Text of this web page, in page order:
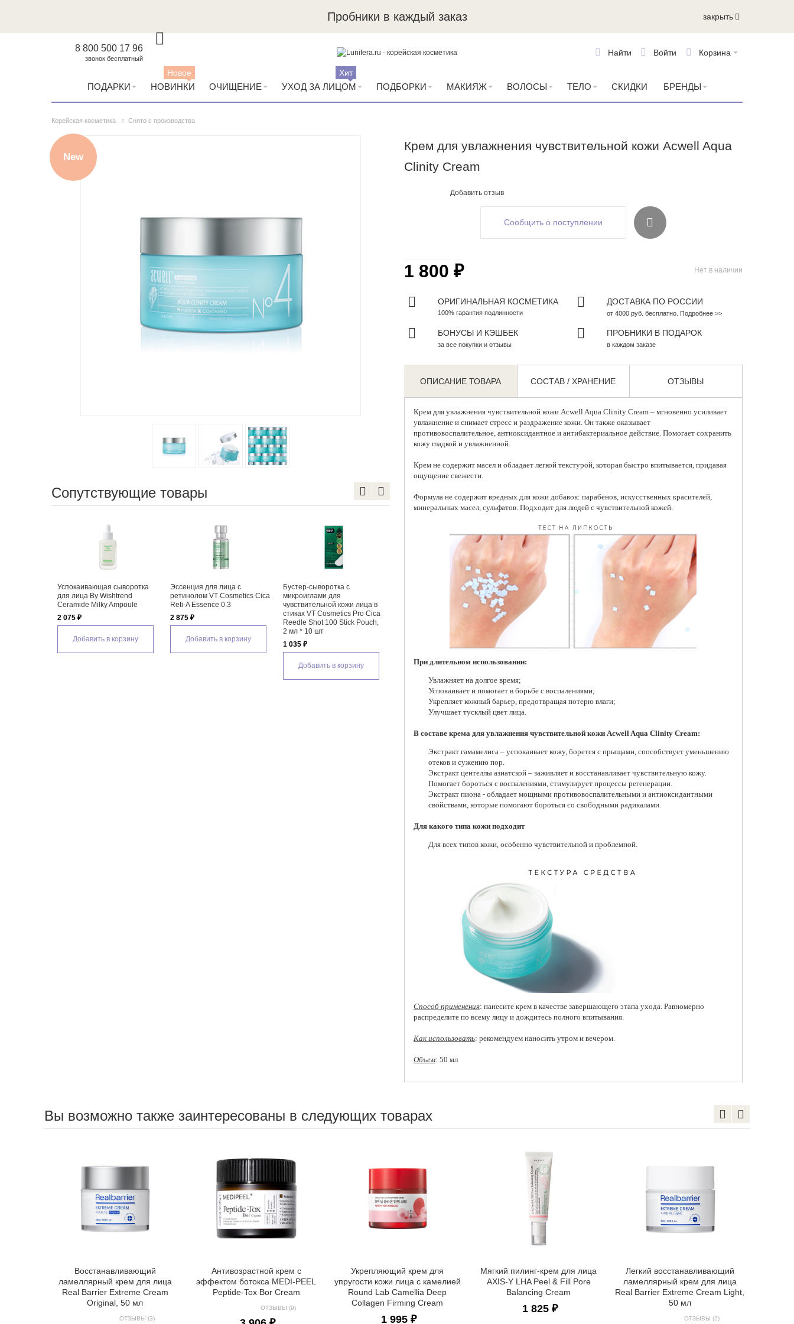
Пробники в каждый заказ закрыть
8 800 500 17 96
звонок бесплатный
Корзина
Войти
Найти
ПОДАРКИ НОВИНКИ
Новое
ОЧИЩЕНИЕ УХОД ЗА ЛИЦОМ
Хит
ПОДБОРКИ МАКИЯЖ ВОЛОСЫ ТЕЛО СКИДКИ БРЕНДЫ
Корейская косметика Снято с производства
Крем для увлажнения чувствительной кожи Acwell Aqua
Clinity Cream
Добавить отзыв
New
Сопутствующие товары
Бустер-сыворотка с
микроиглами для
чувствительной кожи лица в
стиках VT Cosmetics Pro Cica
Reedle Shot 100 Stick Pouch,
Увлажняющий ламеллярный
крем для лица Atopalm MLE
Cream Tube Type, 65 мл
Добавить в корзину
Осветляющая сыворотка для
лица с ниацинамидом 10%
Anua Niacinamide 10% TXA
2 155 ₽
Добавить в корзину
Smoothing Bakuchiol Serum,
30 мл
2 440 ₽
Легкий успокаивающий крем
для лица Celimax The Real
Cica Soothing Cream
Добавить в корзину
Восстанавливающий
ламеллярный крем для лица
Real Barrier Extreme Cream
Original, 25 мл
Добавить в корзину
Сообщить о поступлении
Нет в наличии
1 800 ₽
ОРИГИНАЛЬНАЯ КОСМЕТИКА
100% гарантия подлинности
ДОСТАВКА ПО РОССИИ
от 4000 руб. бесплатно. Подробнее >>
БОНУСЫ И КЭШБЕК
за все покупки и отзывы
ПРОБНИКИ В ПОДАРОК
в каждом заказе
ОПИСАНИЕ ТОВАРА СОСТАВ / ХРАНЕНИЕ ОТЗЫВЫ
Крем для увлажнения чувствительной кожи AcwellAqua Clinity Cream – мгновенно усиливает
увлажнение и снимает стресс и раздражение кожи. Он также оказывает
противовоспалительное, антиоксидантное и антибактериальное действие. Помогает сохранить
кожу гладкой и увлажненной.
Крем не содержит масел и обладает легкой текстурой, которая быстро впитывается, придавая
ощущение свежести.
Формула не содержит вредных для кожи добавок: парабенов, искусственных красителей,
минеральных масел, сульфатов. Подходит для людей с чувствительной кожей.
При длительном использовании:
Увлажняет на долгое время;
Успокаивает и помогает в борьбе с воспалениями;
Укрепляет кожный барьер, предотвращая потерю влаги;
Улучшает тусклый цвет лица.
В составе крема для увлажнения чувствительной кожи Acwell Aqua Clinity Cream:
Экстракт гамамелиса – успокаивает кожу, борется с прыщами, способствует уменьшению
отеков и сужению пор.
Экстракт центеллы азиатской – заживляет и восстанавливает чувствительную кожу.
Помогает бороться с воспалениями, стимулирует процессы регенерации.
Экстракт пиона - обладает мощными противовоспалительными и антиоксидантными
свойствами, которые помогают бороться со свободными радикалами.
Для какого типа кожи подходит
Для всех типов кожи, особенно чувствительной и проблемной.
Способ применения: нанесите крем в качестве завершающего этапа ухода. Равномерно
распределите по всему лицу и дождитесь полного впитывания.
Как использовать: рекомендуем наносить утром и вечером.
Объем: 50 мл
Вы возможно также заинтересованы в следующих товарах
Восстанавливающий
ламеллярный крем для лица
Real Barrier Extreme Cream
Original, 50 мл
ОТЗЫВЫ (3)
Антивозрастной крем с
эффектом ботокса MEDI-PEEL
Peptide-Tox Bor Cream
ОТЗЫВЫ (9)
Укрепляющий крем для
упругости кожи лица с камелией
Round Lab Camellia Deep
Collagen Firming Cream
1 995 ₽
Мягкий пилинг-крем для лица
AXIS-Y LHA Peel & Fill Pore
Balancing Cream
1 825 ₽
Легкий восстанавливающий
ламеллярный крем для лица
Real Barrier Extreme Cream Light,
50 мл
ОТЗЫВЫ (2)